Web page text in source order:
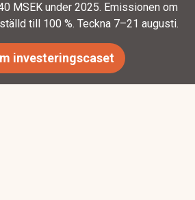
MSEK under 2025. Emissionen om
till 100 %. Teckna 7–21 augusti.
investeringscaset